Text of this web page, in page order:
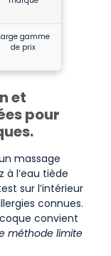
gamme
de prix
et
pour
massage
à l’eau tiède
sur l’intérieur
connues.
convient
méthode limite